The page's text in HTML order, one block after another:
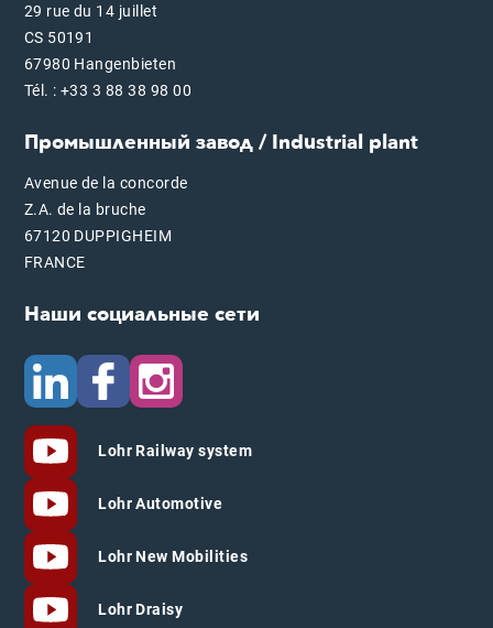
29 rue du 14 juillet
CS 50191
67980 Hangenbieten
Tél. : +33 3 88 38 98 00
Промышленный завод / Industrial plant
Avenue de la concorde
Z.A. de la bruche
67120 DUPPIGHEIM
FRANCE
Наши социальные сети
Lohr Railway system
Lohr Automotive
Lohr New Mobilities
Lohr Draisy